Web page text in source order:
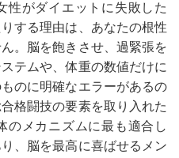
性がダイエットに失敗した
する理由は、あなたの根性
。脳を飽きさせ、過緊張を
テムや、体重の数値だけに
のに明確なエラーがあるの
格闘技の要素を取り入れた
のメカニズムに最も適合し
、脳を最高に喜ばせるメン